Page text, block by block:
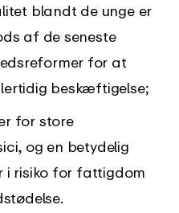
blandt de unge er
af de seneste
for at
beskæftigelse;
for store
og en betydelig
i risiko for fattigdom